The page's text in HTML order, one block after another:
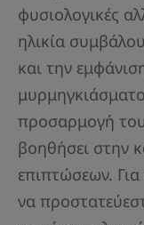
φυσιολογικές
ηλικία
και την
προσαρμογή
βοηθήσει στην
επιπτώσεων.
να